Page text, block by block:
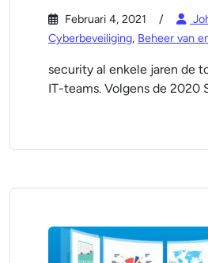
Februari 4, 2021
Cyberbeveiliging, Beheer van
security al enkele jaren de
IT-teams. Volgens de 2020